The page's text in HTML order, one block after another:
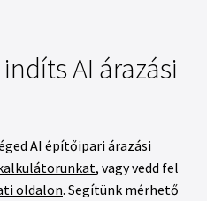
AI árazási
AI építőipari árazási
, vagy vedd fel
oldalon. Segítünk mérhető